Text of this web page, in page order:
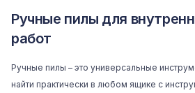
Ручные пилы для
работ
Ручные пилы – это универсальные
найти практически в любом ящике с